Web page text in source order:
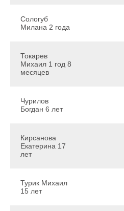
Сологуб
Милана 2 года
Токарев
Михаил 1 год 8
месяцев
Чурилов
Богдан 6 лет
Кирсанова
Екатерина 17
лет
Турик Михаил
15 лет